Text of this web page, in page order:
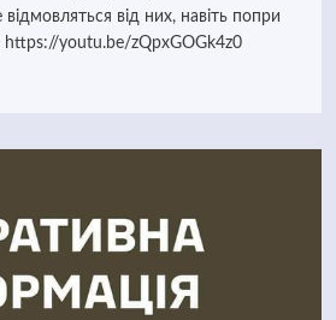
від них, навіть попри
https://youtu.be/zQpxGOGk4z0